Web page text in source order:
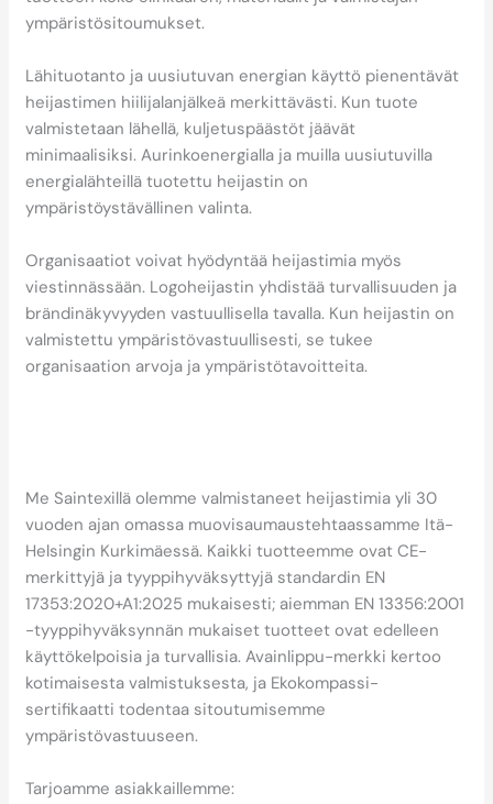
ympäristösitoumukset.
Lähituotanto ja uusiutuvan energian käyttö pienentävät
heijastimen hiilijalanjälkeä merkittävästi. Kun tuote
valmistetaan lähellä, kuljetuspäästöt jäävät
minimaalisiksi. Aurinkoenergialla ja muilla uusiutuvilla
energialähteillä tuotettu heijastin on
ympäristöystävällinen valinta.
Organisaatiot voivat hyödyntää heijastimia myös
viestinnässään. Logoheijastin yhdistää turvallisuuden ja
brändinäkyvyyden vastuullisella tavalla. Kun heijastin on
valmistettu ympäristövastuullisesti, se tukee
organisaation arvoja ja ympäristötavoitteita.
Me Saintexillä olemme valmistaneet heijastimia yli 30
vuoden ajan omassa muovisaumaustehtaassamme Itä-
Helsingin Kurkimäessä. Kaikki tuotteemme ovat CE-
merkittyjä ja tyyppihyväksyttyjä standardin EN
17353:2020+A1:2025 mukaisesti; aiemman EN 13356:2001
-tyyppihyväksynnän mukaiset tuotteet ovat edelleen
käyttökelpoisia ja turvallisia. Avainlippu-merkki kertoo
kotimaisesta valmistuksesta, ja Ekokompassi-
sertifikaatti todentaa sitoutumisemme
ympäristövastuuseen.
Tarjoamme asiakkaillemme: